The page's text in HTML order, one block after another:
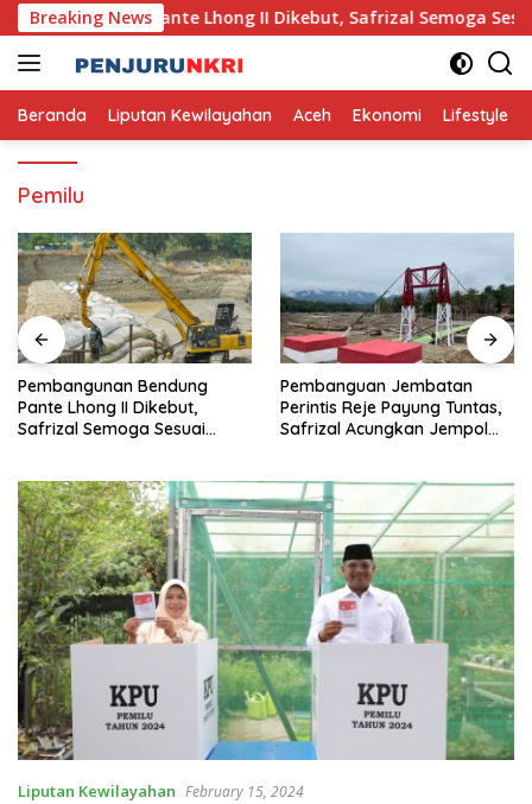
Skip
to
content
Breaking News
Bendung Pante Lhong II Dikebut, Safrizal Semoga Sesuai
Beranda Liputan Kewilayahan Aceh Ekonomi Lifestyle
Pemilu
Pembangunan Bendung
Pante Lhong II Dikebut,
Safrizal Semoga Sesuai
Pembanguan Jembatan
Perintis Reje Payung Tuntas,
Safrizal Acungkan Jempol
Liputan Kewilayahan February 15, 2024